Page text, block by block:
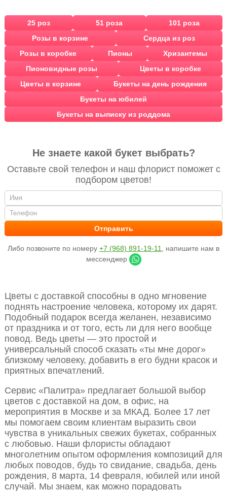
25 роз 51 роза
101 роза
Розы в корзине
Сердца из роз
Розы в коробке
Пионы
Хризантемы
Пионовидные розы
Цветы в коробке
Цветы в корзине
Букеты на день рождения
Букеты на юбилей
Букеты на выписку из роддома
Не знаете какой букет выбрать?
Оставьте свой телефон и наш флорист поможет с
подбором цветов!
Либо позвоните по номеру +7 (968) 891-19-11
, напишите нам в
мессенджер
Цветы с доставкой способны в одно мгновение
поднять настроение человека, которому их дарят.
Подобный подарок всегда желанен, независимо
от праздника и от того, есть ли для него вообще
повод. Ведь цветы — это простой и
универсальный способ сказать «ты мне дорог»
близкому человеку, добавить в его будни красок и
приятных впечатлений.
Сервис «Палитра» предлагает большой выбор
цветов с доставкой на дом, в офис, на
мероприятия в Москве и за МКАД. Более 17 лет
мы помогаем своим клиентам выразить свои
чувства в уникальных свежих букетах, собранных
с любовью. Наши флористы обладают
многолетним опытом оформления композиций для
любых поводов, будь то свидание, свадьба, день
рождения, 8 марта, 14 февраля, юбилей или иной
случай. Мы знаем, как можно порадовать